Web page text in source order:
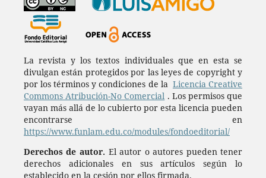
La revista y los textos individuales que en esta se
divulgan están protegidos por las leyes de copyright y
por los términos y condiciones de la Licencia Creative
Commons Atribución-No Comercial . Los permisos que
vayan más allá de lo cubierto por esta licencia pueden
encontrarse en
https://www.funlam.edu.co/modules/fondoeditorial/
Derechos de autor. El autor o autores pueden tener
derechos adicionales en sus artículos según lo
establecido en la cesión por ellos firmada.